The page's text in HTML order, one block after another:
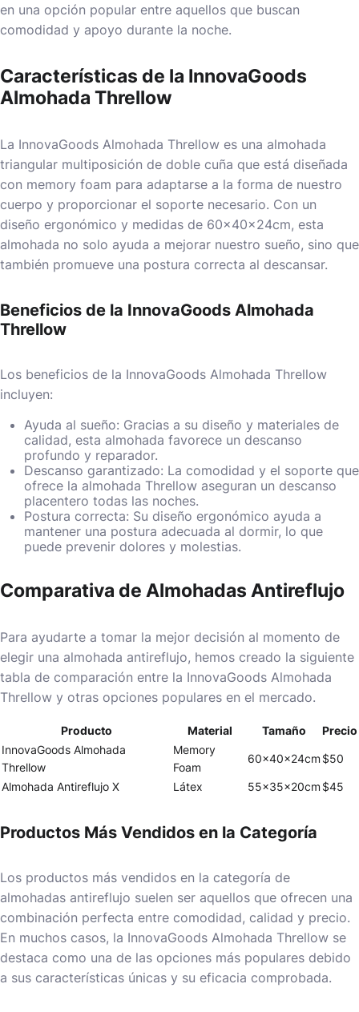
en una opción popular entre aquellos que buscan
comodidad y apoyo durante la noche.
Características de la InnovaGoods
Almohada Threllow
La InnovaGoods Almohada Threllow es una almohada
triangular multiposición de doble cuña que está diseñada
con memory foam para adaptarse a la forma de nuestro
cuerpo y proporcionar el soporte necesario. Con un
diseño ergonómico y medidas de 60x40x24cm, esta
almohada no solo ayuda a mejorar nuestro sueño, sino que
también promueve una postura correcta al descansar.
Beneficios de la InnovaGoods Almohada
Threllow
Los beneficios de la InnovaGoods Almohada Threllow
incluyen:
Ayuda al sueño: Gracias a su diseño y materiales de
calidad, esta almohada favorece un descanso
profundo y reparador.
Descanso garantizado: La comodidad y el soporte que
ofrece la almohada Threllow aseguran un descanso
placentero todas las noches.
Postura correcta: Su diseño ergonómico ayuda a
mantener una postura adecuada al dormir, lo que
puede prevenir dolores y molestias.
Comparativa de Almohadas Antireflujo
Para ayudarte a tomar la mejor decisión al momento de
elegir una almohada antireflujo, hemos creado la siguiente
tabla de comparación entre la InnovaGoods Almohada
Threllow y otras opciones populares en el mercado.
Producto Material Tamaño
Precio
InnovaGoods Almohada
Threllow
Memory
Foam
60x40x24cm $50
Almohada Antireflujo X Látex 55x35x20cm $45
Productos Más Vendidos en la Categoría
Los productos más vendidos en la categoría de
almohadas antireflujo suelen ser aquellos que ofrecen una
combinación perfecta entre comodidad, calidad y precio.
En muchos casos, la InnovaGoods Almohada Threllow se
destaca como una de las opciones más populares debido
a sus características únicas y su eficacia comprobada.